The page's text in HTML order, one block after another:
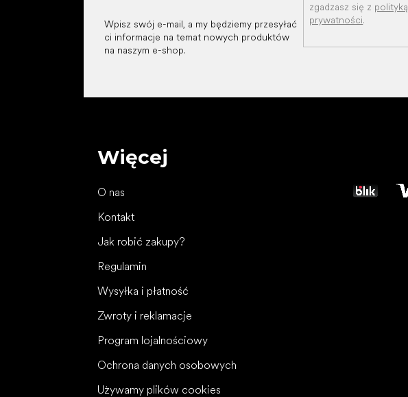
Wpisz swój e-mail, a my będziemy przesyłać
ci informacje na temat nowych produktów
na naszym e-shop.
zgadzasz się z polityką
prywatności.
Więcej
O nas
Kontakt
Jak robić zakupy?
Regulamin
Wysyłka i płatność
Zwroty i reklamacje
Program lojalnościowy
Ochrona danych osobowych
Używamy plików cookies